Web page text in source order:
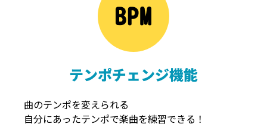
テンポチェンジ機能
曲のテンポを変えられる
自分にあったテンポで楽曲を練習できる！